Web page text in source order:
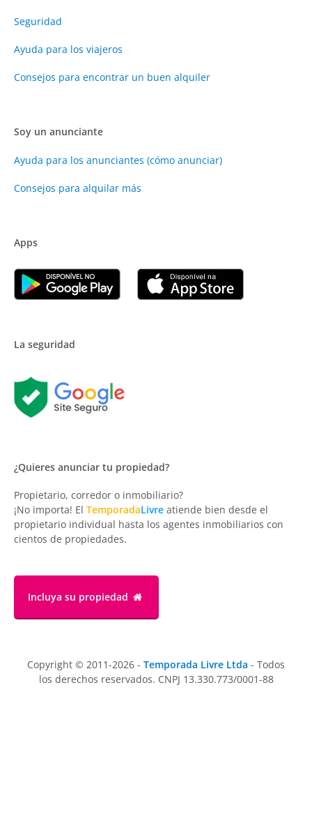
Seguridad
Ayuda para los viajeros
Consejos para encontrar un buen alquiler
Soy un anunciante
Ayuda para los anunciantes (cómo anunciar)
Consejos para alquilar más
Apps
La seguridad
¿Quieres anunciar tu propiedad?
Propietario, corredor o inmobiliario?
¡No importa! El TemporadaLivre atiende bien desde el
propietario individual hasta los agentes inmobiliarios con
cientos de propiedades.
Incluya su propiedad
Copyright © 2011-2026 - Temporada Livre Ltda - Todos
los derechos reservados. CNPJ 13.330.773/0001-88